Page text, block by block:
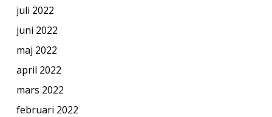
juli 2022
juni 2022
maj 2022
april 2022
mars 2022
februari 2022